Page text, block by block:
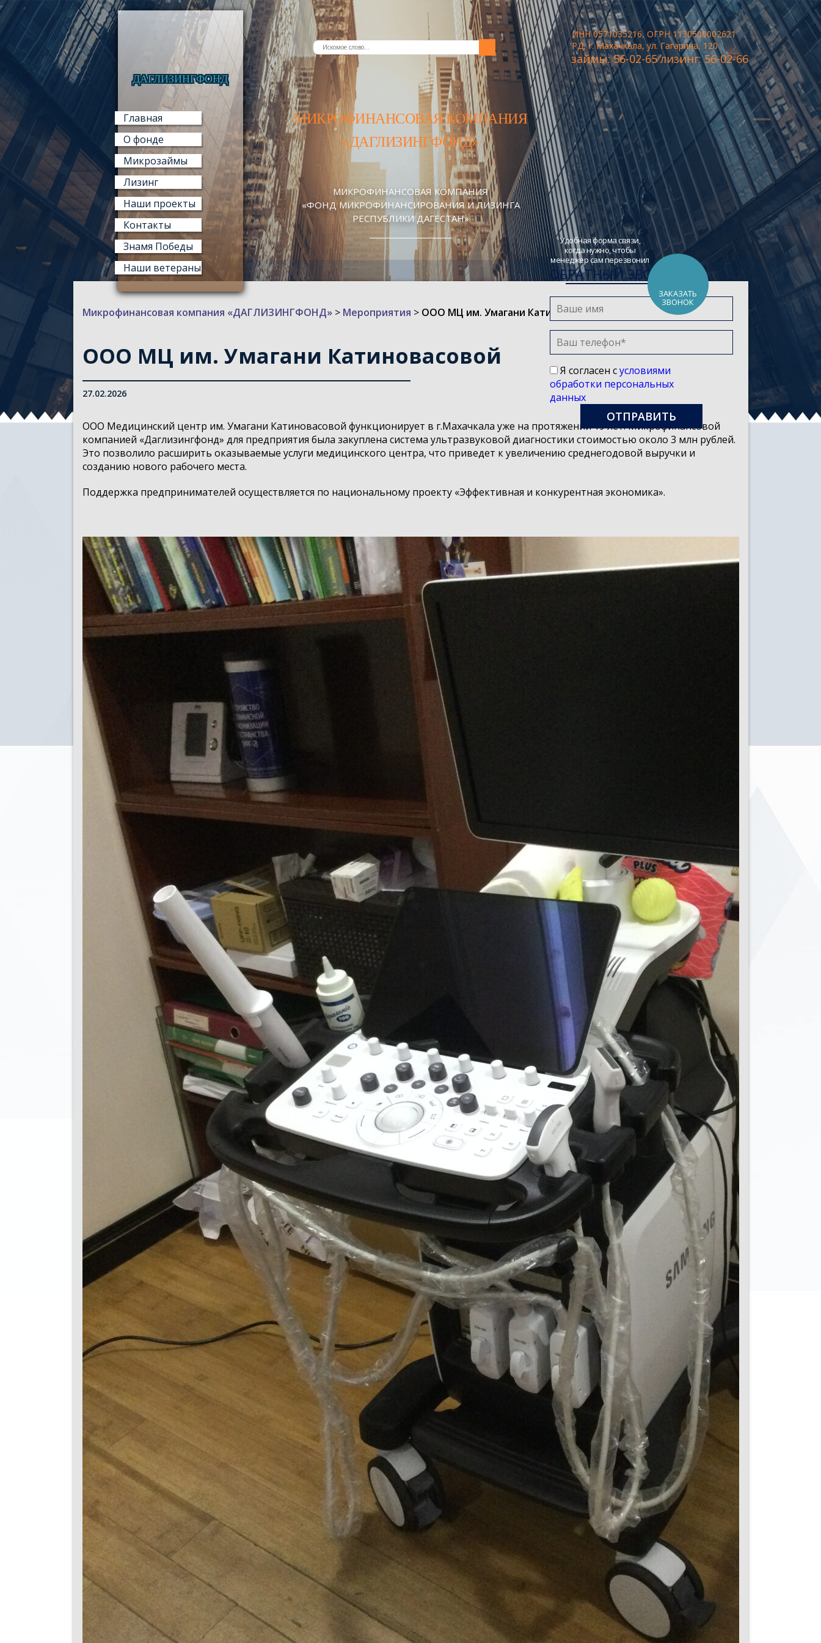
ДАГЛИЗИНГФОНД
Главная
О фонде
Микрозаймы
Лизинг
Наши проекты
Контакты
Знамя Победы
Наши ветераны
ИНН 0571035216, ОГРН 1130500002621
РД, г. Махачкала, ул. Гагарина, 120
займы: 56-02-65 лизинг: 56-02-66
МИКРОФИНАНСОВАЯ КОМПАНИЯ
«ДАГЛИЗИНГФОНД»
МИКРОФИНАНСОВАЯ КОМПАНИЯ
«ФОНД МИКРОФИНАНСИРОВАНИЯ И ЛИЗИНГА
РЕСПУБЛИКИ ДАГЕСТАН»
ЗАКАЗАТЬ
ЗВОНОК
Удобная форма связи,
когда нужно, чтобы
менеджер сам перезвонил
ОБРАТНЫЙ ЗВОНОК
Я согласен сусловиями
обработки персональных
данных
Микрофинансовая компания «ДАГЛИЗИНГФОНД»> Мероприятия > ООО МЦ им. Умагани Катиновасовой
ООО МЦ им. Умагани Катиновасовой
27.02.2026
ООО Медицинский центр им. Умагани Катиновасовой функционирует в г.Махачкала уже на протяжении 19 лет. Микрофинансовой
компанией «Даглизингфонд» для предприятия была закуплена система ультразвуковой диагностики стоимостью около 3 млн рублей.
Это позволило расширить оказываемые услуги медицинского центра, что приведет к увеличению среднегодовой выручки и
созданию нового рабочего места.
Поддержка предпринимателей осуществляется по национальному проекту «Эффективная и конкурентная экономика».